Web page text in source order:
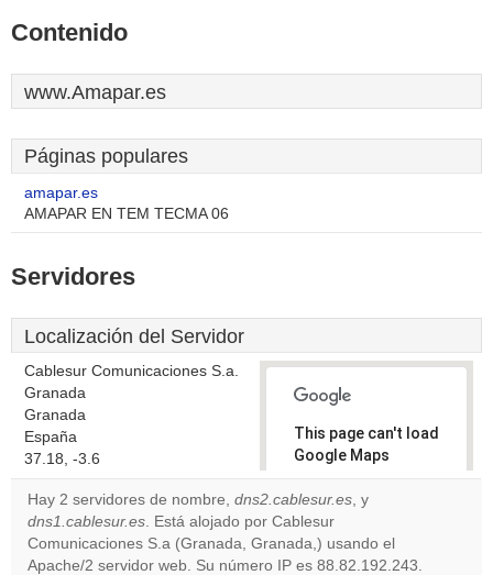
Contenido
www.Amapar.es
Páginas populares
amapar.es
AMAPAR EN TEM TECMA 06
Servidores
Localización del Servidor
Cablesur Comunicaciones S.a.
Granada
Granada
España
37.18, -3.6
This page can't load
Google Maps
correctly.
Do you
own this
website?
Hay 2 servidores de nombre, dns2.cablesur.es, y
dns1.cablesur.es. Está alojado por Cablesur
Comunicaciones S.a (Granada, Granada,) usando el
Apache/2 servidor web. Su número IP es 88.82.192.243.